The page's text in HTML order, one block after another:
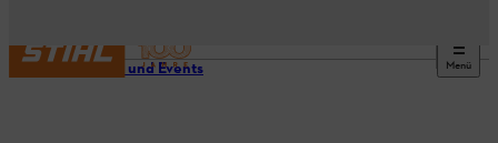
Menü
Service und Events